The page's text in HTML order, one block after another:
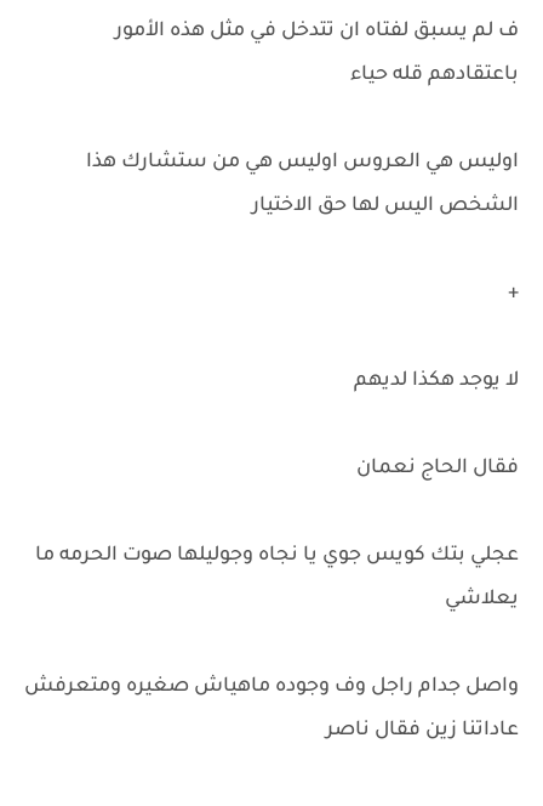
ف لم يسبق لفتاه ان تتدخل في مثل هذه الأمور
باعتقادهم قله حياء
اوليس هي العروس اوليس هي من ستشارك هذا
الشخص اليس لها حق الاختيار
+
لا يوجد هكذا لديهم
فقال الحاج نعمان
عجلي بتك كويس جوي يا نجاه وجوليلها صوت الحرمه ما
يعلاشي
واصل جدام راجل وف وجوده ماهياش صغيره ومتعرفش
عاداتنا زين فقال ناصر